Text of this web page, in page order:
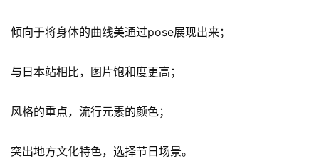
倾向于将身体的曲线美通过pose展现出来；
与日本站相比，图片饱和度更高；
风格的重点，流行元素的颜色；
突出地方文化特色，选择节日场景。